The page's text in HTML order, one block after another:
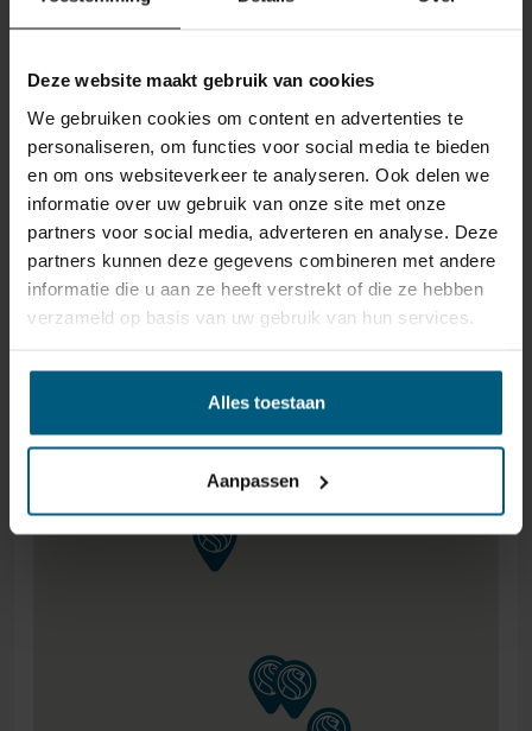
Deze website maakt gebruik van cookies
We gebruiken cookies om content en advertenties te
personaliseren, om functies voor social media te bieden
en om ons websiteverkeer te analyseren. Ook delen we
informatie over uw gebruik van onze site met onze
partners voor social media, adverteren en analyse. Deze
partners kunnen deze gegevens combineren met andere
informatie die u aan ze heeft verstrekt of die ze hebben
verzameld op basis van uw gebruik van hun services.
Alles toestaan
Aanpassen
BINNNEN EEN STRAAL VAN 40KM
OM ELK FILIAAL BEZORGEN &
MONTEREN WIJ
BOXSPRING/BEDDEN BOVEN
€1000,- GRATIS.